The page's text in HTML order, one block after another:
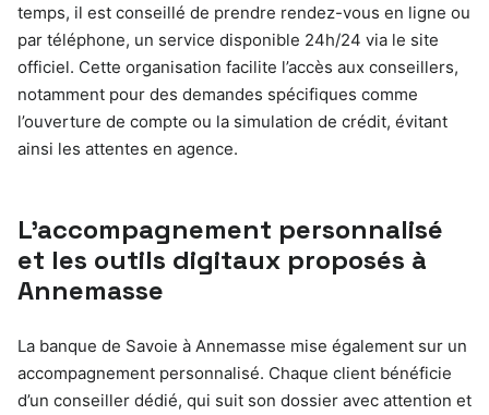
temps, il est conseillé de prendre rendez-vous en ligne ou
par téléphone, un service disponible 24h/24 via le site
officiel. Cette organisation facilite l’accès aux conseillers,
notamment pour des demandes spécifiques comme
l’ouverture de compte ou la simulation de crédit, évitant
ainsi les attentes en agence.
L’accompagnement personnalisé
et les outils digitaux proposés à
Annemasse
La banque de Savoie à Annemasse mise également sur un
accompagnement personnalisé. Chaque client bénéficie
d’un conseiller dédié, qui suit son dossier avec attention et